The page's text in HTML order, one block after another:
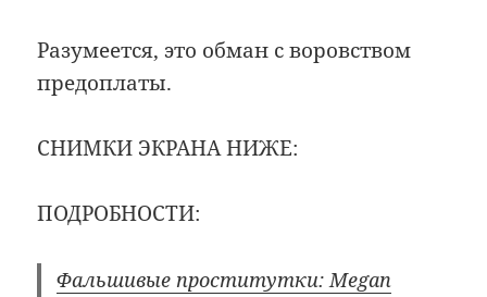
Разумеется, это обман с воровством
предоплаты.
СНИМКИ ЭКРАНА НИЖЕ:
ПОДРОБНОСТИ:
Фальшивые проститутки: Megan